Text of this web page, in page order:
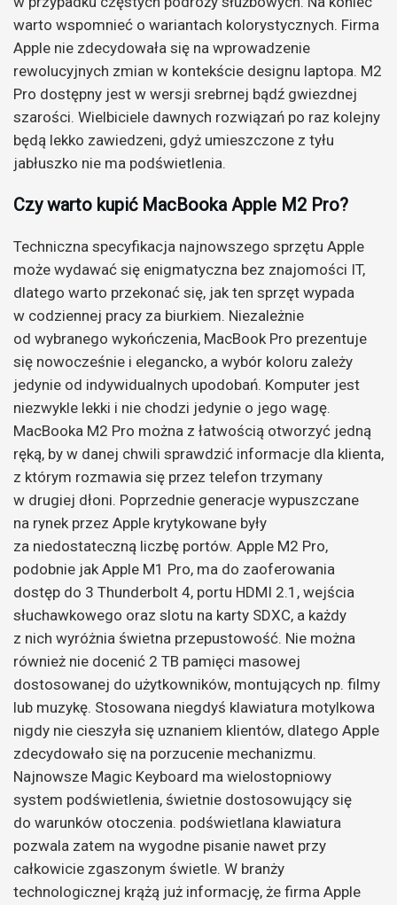
warto wspomnieć o wariantach kolorystycznych. Firma
Apple nie zdecydowała się na wprowadzenie
rewolucyjnych zmian w kontekście designu laptopa. M2
Pro dostępny jest w wersji srebrnej bądź gwiezdnej
szarości. Wielbiciele dawnych rozwiązań po raz kolejny
będą lekko zawiedzeni, gdyż umieszczone z tyłu
jabłuszko nie ma podświetlenia.
Czy warto kupić MacBooka Apple M2 Pro?
Techniczna specyfikacja najnowszego sprzętu Apple
może wydawać się enigmatyczna bez znajomości IT,
dlatego warto przekonać się, jak ten sprzęt wypada
w codziennej pracy za biurkiem. Niezależnie
od wybranego wykończenia, MacBook Pro prezentuje
się nowocześnie i elegancko, a wybór koloru zależy
jedynie od indywidualnych upodobań. Komputer jest
niezwykle lekki i nie chodzi jedynie o jego wagę.
MacBooka M2 Pro można z łatwością otworzyć jedną
ręką, by w danej chwili sprawdzić informacje dla klienta,
z którym rozmawia się przez telefon trzymany
w drugiej dłoni. Poprzednie generacje wypuszczane
na rynek przez Apple krytykowane były
za niedostateczną liczbę portów. Apple M2 Pro,
podobnie jak Apple M1 Pro, ma do zaoferowania
dostęp do 3 Thunderbolt 4, portu HDMI 2.1, wejścia
słuchawkowego oraz slotu na karty SDXC, a każdy
z nich wyróżnia świetna przepustowość. Nie można
również nie docenić 2 TB pamięci masowej
dostosowanej do użytkowników, montujących np. filmy
lub muzykę. Stosowana niegdyś klawiatura motylkowa
nigdy nie cieszyła się uznaniem klientów, dlatego Apple
zdecydowało się na porzucenie mechanizmu.
Najnowsze Magic Keyboard ma wielostopniowy
system podświetlenia, świetnie dostosowujący się
do warunków otoczenia. podświetlana klawiatura
pozwala zatem na wygodne pisanie nawet przy
całkowicie zgaszonym świetle. W branży
technologicznej krążą już informację, że firma Apple